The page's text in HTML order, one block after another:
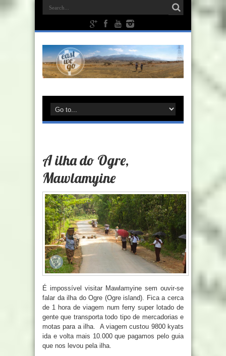
A ilha do Ogre,
Mawlamyine
É impossível visitar Mawlamyine sem ouvir-se
falar da ilha do Ogre (Ogre island). Fica a cerca
de 1 hora de viagem num ferry super lotado de
gente que transporta todo tipo de mercadorias e
motas para a ilha. A viagem custou 9800 kyats
ida e volta mais 10.000 que pagamos pelo guia
que nos levou pela ilha.